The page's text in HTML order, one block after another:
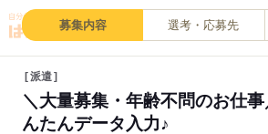
募集内容 選考・応募先
派遣
＼大量募集・年齢不問のお仕
んたんデータ入力♪